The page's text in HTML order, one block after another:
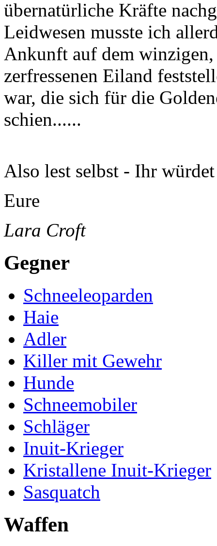
übernatürliche Kräfte
Leidwesen musste ich
Ankunft auf dem
zerfressenen Eiland
war, die sich für die
schien......
Also lest selbst - Ihr
Eure
Lara Croft
Gegner
Schneeleoparden
Haie
Adler
Killer mit Gewehr
Hunde
Schneemobiler
Schläger
Inuit-Krieger
Kristallene Inuit-Krieger
Sasquatch
Waffen